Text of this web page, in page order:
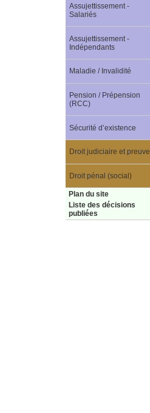
Assujettissement -
Salariés
Assujettissement -
Indépendants
Maladie / Invalidité
Pension / Prépension
(RCC)
Sécurité d’existence
Droit judiciaire et preuve
Droit pénal (social)
Plan du site
Liste des décisions
publiées